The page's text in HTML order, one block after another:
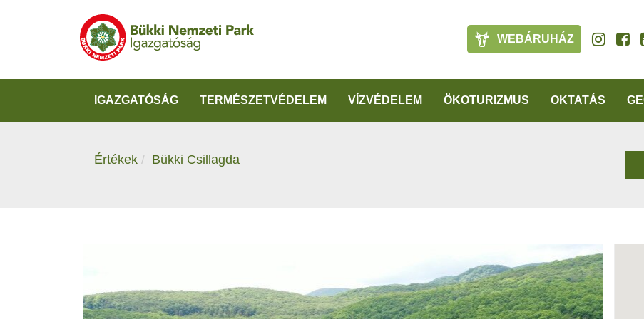
WEBÁRUHÁZ
IGAZGATÓSÁG TERMÉSZETVÉDELEM VÍZVÉDELEM ÖKOTURIZMUS OKTATÁS
Értékek Bükki Csillagda